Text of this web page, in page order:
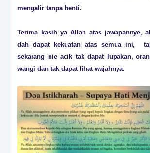
mengalir tanpa henti.
Terima kasih ya Allah atas jawapannye,
dah dapat kekuatan atas semua ini,
sekarang nie acik tak dapat lupakan,
wangi dan tak dapat lihat wajahnya.